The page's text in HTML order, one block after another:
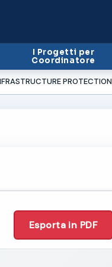
I Progetti per
Coordinatore
PROTECTION
Esporta in PDF